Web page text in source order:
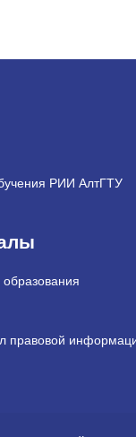
РИИ АлтГТУ
правовой